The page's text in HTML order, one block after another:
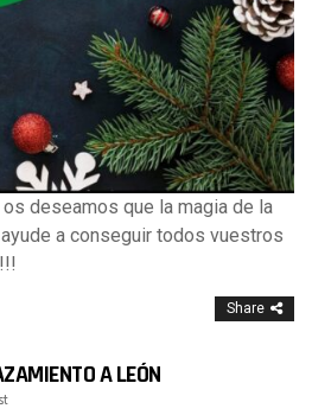
deseamos que la magia de la
a conseguir todos vuestros
Share
A LEÓN